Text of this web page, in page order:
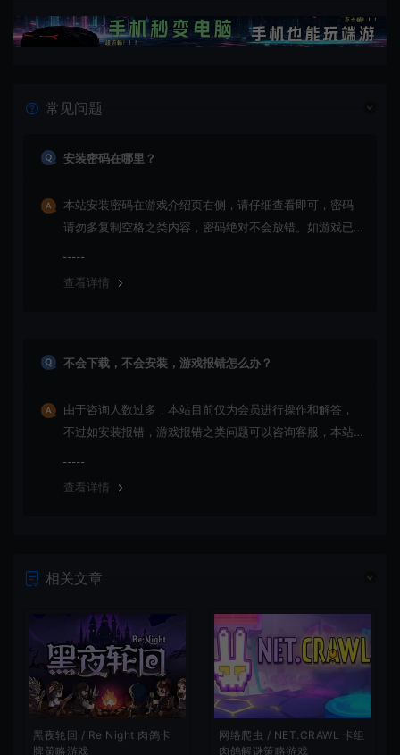
常见问题
安装密码在哪里？
本站安装密码在游戏介绍页右侧，请仔细查看即可，密码
请勿多复制空格之类内容，密码绝对不会放错。如游戏已
查看详情
不会下载，不会安装，游戏报错怎么办？
由于咨询人数过多，本站目前仅为会员进行操作和解答，
不过如安装报错，游戏报错之类问题可以咨询客服，本站
查看详情
相关文章
黑夜轮回 / Re Night 肉鸽卡
牌策略游戏
网络爬虫 / NET.CRAWL 卡组
肉鸽解谜策略游戏